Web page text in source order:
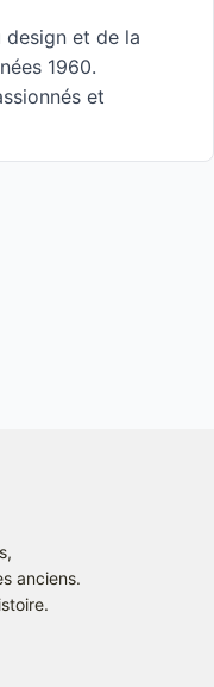
design et de la
1960.
et
anciens.